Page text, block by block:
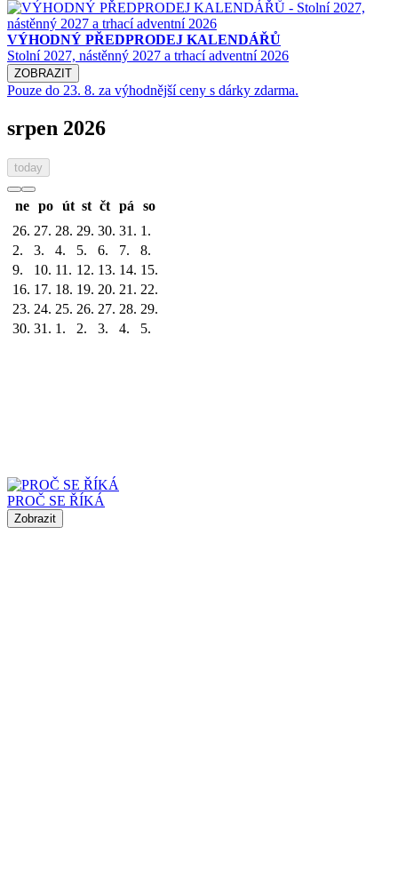
VÝHODNÝ PŘEDPRODEJ KALENDÁŘŮ
Stolní 2027, nástěnný 2027 a trhací adventní 2026
ZOBRAZIT
Pouze do 23. 8. za výhodnější ceny s dárky zdarma.
srpen 2026
today
ne po út st čt pá
so
26. 27. 28. 29. 30. 31. 1.
2.
3. 4. 5. 6. 7.
8.
9.
10. 11. 12. 13. 14. 15.
16. 17. 18. 19. 20. 21. 22.
23. 24. 25. 26. 27. 28. 29.
30. 31. 1. 2. 3. 4. 5.
PROČ SE ŘÍKÁ
Zobrazit